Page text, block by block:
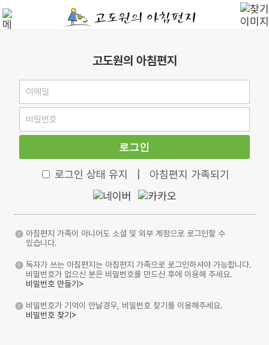
고도원의 아침편지
로그인
로그인 상태 유지 아침편지 가족되기
아침편지 가족이 아니어도 소셜 및 외부 계정으로 로그인할 수
있습니다.
독자가 쓰는 아침편지는 아침편지 가족으로 로그인하셔야 가능합니다.
비밀번호가 없으신 분은 비밀번호를 만드신 후에 이용해 주세요.
비밀번호 만들기>
비밀번호가 기억이 안날경우, 비밀번호 찾기를 이용해주세요.
비밀번호 찾기>